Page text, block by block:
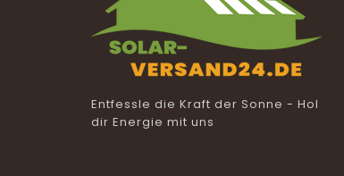
Entfessle die Kraft der Sonne - Hol
dir Energie mit uns